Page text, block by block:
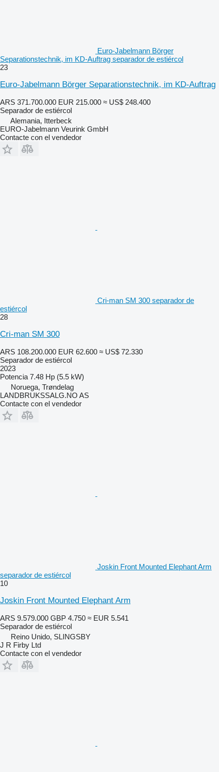
Euro-Jabelmann Börger
Separationstechnik, im KD-Auftrag separador de estiércol
23
Euro-Jabelmann Börger Separationstechnik, im KD-Auftrag
ARS 371.700.000 EUR 215.000 ≈ US$ 248.400
Separador de estiércol
Alemania, Itterbeck
EURO-Jabelmann Veurink GmbH
Contacte con el vendedor
Cri-man SM 300 separador de
estiércol
28
Cri-man SM 300
ARS 108.200.000 EUR 62.600 ≈ US$ 72.330
Separador de estiércol
2023
Potencia 7.48 Hp (5.5 kW)
Noruega, Trøndelag
LANDBRUKSSALG.NO AS
Contacte con el vendedor
Joskin Front Mounted Elephant Arm
separador de estiércol
10
Joskin Front Mounted Elephant Arm
ARS 9.579.000 GBP 4.750 ≈ EUR 5.541
Separador de estiércol
Reino Unido, SLINGSBY
J R Firby Ltd
Contacte con el vendedor